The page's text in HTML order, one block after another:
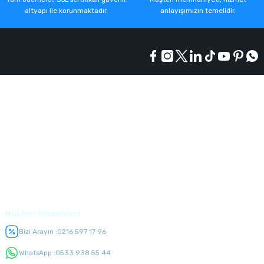
altyapı ile korunmaktadır.
anlayışımızın temelidir.
Bizi Arayın :0216 597 17 96
WhatsApp :0533 938 55 44